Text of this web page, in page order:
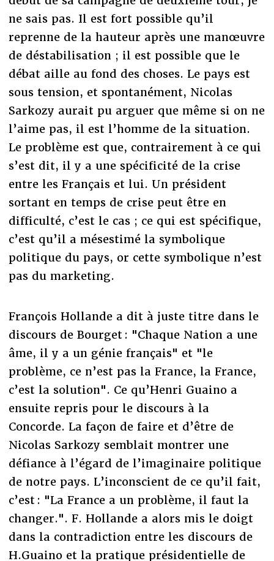
ne sais pas. Il est fort possible qu’il
reprenne de la hauteur après une manœuvre
de déstabilisation ; il est possible que le
débat aille au fond des choses. Le pays est
sous tension, et spontanément, Nicolas
Sarkozy aurait pu arguer que même si on ne
l’aime pas, il est l’homme de la situation.
Le problème est que, contrairement à ce qui
s’est dit, il y a une spécificité de la crise
entre les Français et lui. Un président
sortant en temps de crise peut être en
difficulté, c’est le cas ; ce qui est spécifique,
c’est qu’il a mésestimé la symbolique
politique du pays, or cette symbolique n’est
pas du marketing.
François Hollande a dit à juste titre dans le
discours de Bourget : "Chaque Nation a une
âme, il y a un génie français" et "le
problème, ce n’est pas la France, la France,
c’est la solution". Ce qu’Henri Guaino a
ensuite repris pour le discours à la
Concorde. La façon de faire et d’être de
Nicolas Sarkozy semblait montrer une
défiance à l’égard de l’imaginaire politique
de notre pays. L’inconscient de ce qu’il fait,
c’est : "La France a un problème, il faut la
changer.". F. Hollande a alors mis le doigt
dans la contradiction entre les discours de
H.Guaino et la pratique présidentielle de